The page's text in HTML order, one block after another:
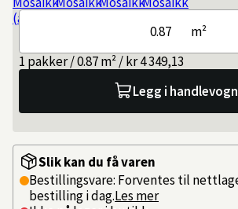
m²
1 pakker / 0.87 m² / kr 4 349,13
Legg i handlevogn
Slik kan du få varen
Bestillingsvare: Forventes til
bestilling i dag.Les mer